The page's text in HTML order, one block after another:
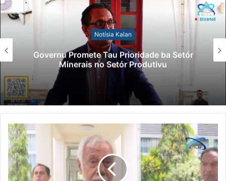
Prioridade ba Setór
Setór Produtivu
Lei
Polisiál